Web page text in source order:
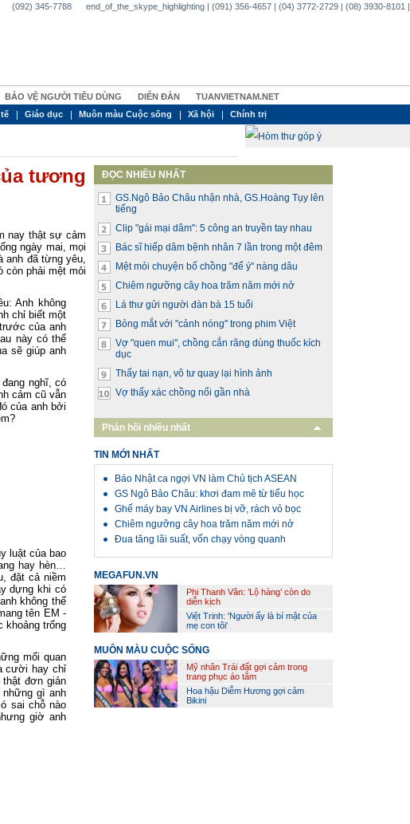
345-7788 end_of_the_skype_highlighting | (091) 356-4657 | (04) 3772-2729 | (08) 3930-8101 |
BẢO VỆ NGƯỜI TIÊU DÙNG DIỄN ĐÀN
TUANVIETNAM.NET
Giáo dục Muôn màu Cuộc sống Xã hội Chính trị
tương
nay thật sự cảm
ngày mai, mọi
anh đã từng yêu,
còn phải mệt mỏi
Anh không
chỉ biết một
của anh
này có thể
sẽ giúp anh
nghĩ, có
cảm cũ vẫn
của anh bởi
luật của bao
hay hèn…
đặt cả niềm
dựng khi có
không thể
tên EM -
trống
mối quan
cười hay chỉ
thật đơn giản
gì anh
sai chỗ nào
giờ anh
ĐỌC NHIỀU NHẤT
GS.Ngô Bảo Châu nhận nhà, GS.Hoàng Tụy lên
tiếng
Clip "gái mại dâm": 5 công an truyền tay nhau
Bác sĩ hiếp dâm bệnh nhân 7 lần trong một đêm
Mệt mỏi chuyện bố chồng "để ý" nàng dâu
Chiêm ngưỡng cây hoa trăm năm mới nở
Lá thư gửi người đàn bà 15 tuổi
Bỏng mắt với "cảnh nóng" trong phim Việt
Vợ "quen mui", chồng cắn răng dùng thuốc kích
dục
Thấy tai nạn, vô tư quay lại hình ảnh
Vợ thấy xác chồng nổi gần nhà
Phản hồi nhiều nhất
TIN MỚI NHẤT
Báo Nhật ca ngợi VN làm Chủ tịch ASEAN
GS Ngô Bảo Châu: khơi đam mê từ tiểu học
Ghế máy bay VN Airlines bị vỡ, rách vỏ bọc
Chiêm ngưỡng cây hoa trăm năm mới nở
Đua tăng lãi suất, vốn chạy vòng quanh
MEGAFUN.VN
Phi Thanh Vân: ’Lộ hàng’ còn do
diễn kịch
Việt Trinh: 'Người ấy là bí mật của
mẹ con tôi'
MUÔN MÀU CUỘC SỐNG
Mỹ nhân Trái đất gợi cảm trong
trang phục áo tắm
Hoa hậu Diễm Hương gợi cảm
Bikini